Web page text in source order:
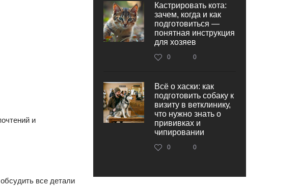
и
все детали
Кастрировать кота:
зачем, когда и как
подготовиться —
понятная инструкция
для хозяев
0 0
Всё о хаски: как
подготовить собаку к
визиту в ветклинику,
что нужно знать о
прививках и
чипировании
0 0